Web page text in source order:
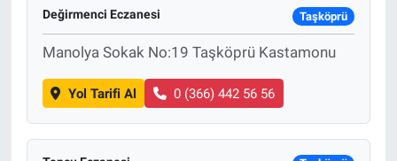
Değirmenci Eczanesi Taşköprü
Manolya Sokak No:19 Taşköprü Kastamonu
Yol Tarifi Al 0 (366) 442 56 56